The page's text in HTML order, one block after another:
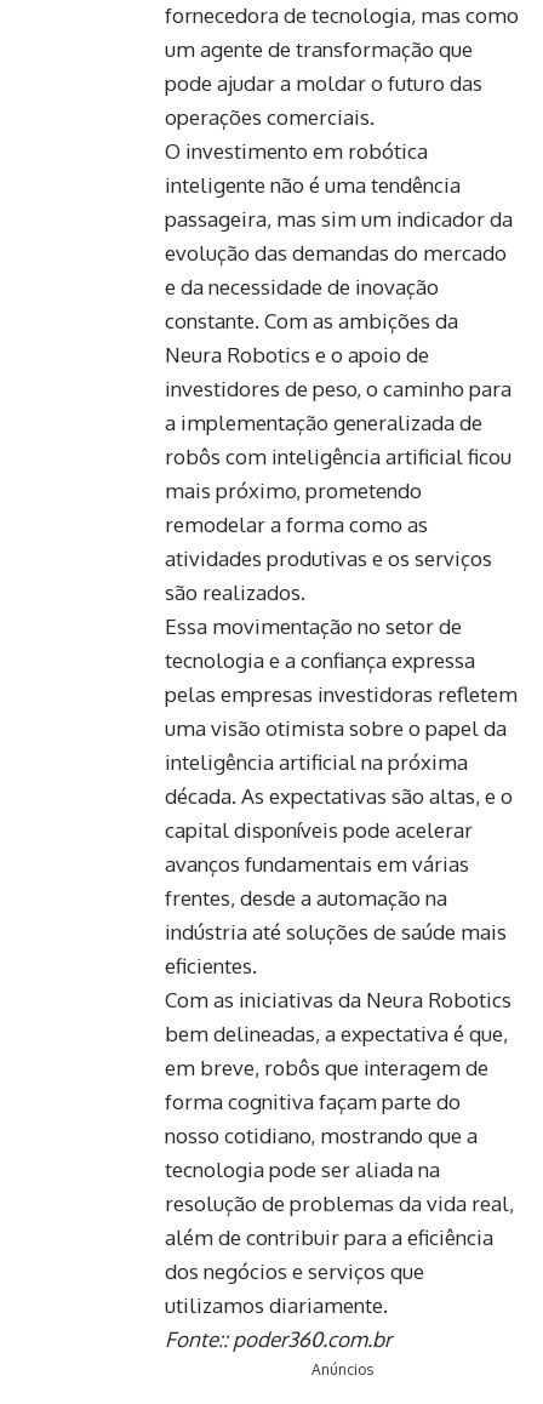
fornecedora de tecnologia, mas como
um agente de transformação que
pode ajudar a moldar o futuro das
operações comerciais.
O investimento em robótica
inteligente não é uma tendência
passageira, mas sim um indicador da
evolução das demandas do mercado
e da necessidade de inovação
constante. Com as ambições da
Neura Robotics e o apoio de
investidores de peso, o caminho para
a implementação generalizada de
robôs com inteligência artificial ficou
mais próximo, prometendo
remodelar a forma como as
atividades produtivas e os serviços
são realizados.
Essa movimentação no setor de
tecnologia e a confiança expressa
pelas empresas investidoras refletem
uma visão otimista sobre o papel da
inteligência artificial na próxima
década. As expectativas são altas, e o
capital disponíveis pode acelerar
avanços fundamentais em várias
frentes, desde a automação na
indústria até soluções de saúde mais
eficientes.
Com as iniciativas da Neura Robotics
bem delineadas, a expectativa é que,
em breve, robôs que interagem de
forma cognitiva façam parte do
nosso cotidiano, mostrando que a
tecnologia pode ser aliada na
resolução de problemas da vida real,
além de contribuir para a eficiência
dos negócios e serviços que
utilizamos diariamente.
Fonte::poder360.com.br
Anúncios